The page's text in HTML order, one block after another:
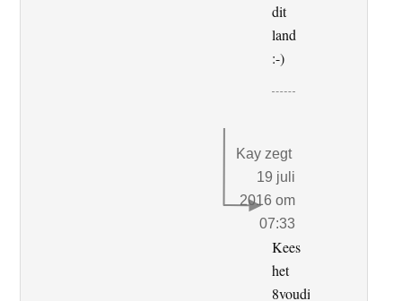
dit
land
:-)
Kay zegt
19 juli
2016 om
07:33
Kees
het
8voudige